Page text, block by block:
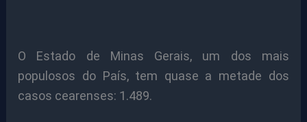
O Estado de Minas Gerais, um dos mais
populosos do País, tem quase a metade dos
casos cearenses: 1.489.